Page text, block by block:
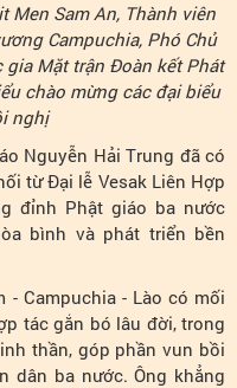
Men Sam An, Thành viên
Campuchia, Phó Chủ
gia Mặt trận Đoàn kết Phát
chào mừng các đại biểu
nghị
Nguyễn Hải Trung đã có
từ Đại lễ Vesak Liên Hợp
đỉnh Phật giáo ba nước
bình và phát triển bền
- Campuchia - Lào có mối
tác gắn bó lâu đời, trong
thần, góp phần vun bồi
dân ba nước. Ông khẳng